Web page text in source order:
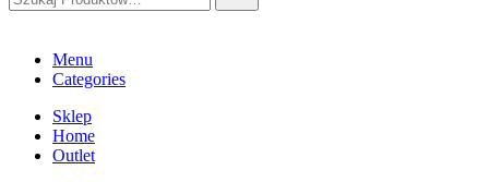
Menu
Categories
Sklep
Home
Outlet